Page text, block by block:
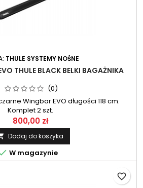
THULE SYSTEMY NOŚNE
THULE BLACK BELKI BAGAŻNIKA
(0)
Wingbar EVO długości 118 cm.
Komplet 2 szt.
800,00 zł
Dodaj do koszyka
W magazynie
favorite_border